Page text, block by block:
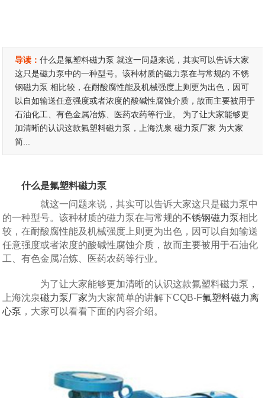
导读：什么是氟塑料磁力泵 就这一问题来说，其实可以告诉大家
这只是磁力泵中的一种型号。该种材质的磁力泵在与常规的 不锈
钢磁力泵 相比较，在耐酸腐性能及机械强度上则更为出色，因可
以自如输送任意强度或者浓度的酸碱性腐蚀介质，故而主要被用于
石油化工、有色金属冶炼、医药农药等行业。 为了让大家能够更
加清晰的认识这款氟塑料磁力泵，上海沈泉 磁力泵厂家 为大家
简...
什么是氟塑料磁力泵
就这一问题来说，其实可以告诉大家这只是磁力泵中
的一种型号。该种材质的磁力泵在与常规的不锈钢磁力泵相比
较，在耐酸腐性能及机械强度上则更为出色，因可以自如输送
任意强度或者浓度的酸碱性腐蚀介质，故而主要被用于石油化
工、有色金属冶炼、医药农药等行业。
为了让大家能够更加清晰的认识这款氟塑料磁力泵，
上海沈泉磁力泵厂家为大家简单的讲解下CQB-F氟塑料磁力离
心泵 ，大家可以看看下面的内容介绍。